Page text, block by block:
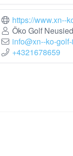
https://www.xn--
Öko Golf
info@xn--ko-
+4321678659